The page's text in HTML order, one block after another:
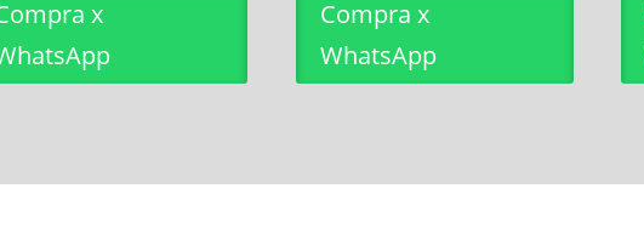
x
Compra x
WhatsApp